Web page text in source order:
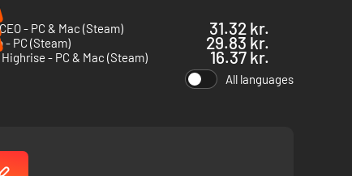
- PC & Mac (Steam)
31.32 kr.
- PC (Steam)
29.83 kr.
- PC & Mac (Steam)
16.37 kr.
All languages